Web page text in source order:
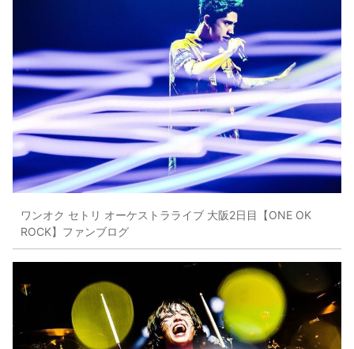
ワンオク セトリ オーケストラライブ 大阪2日目【ONE OK
ROCK】ファンブログ